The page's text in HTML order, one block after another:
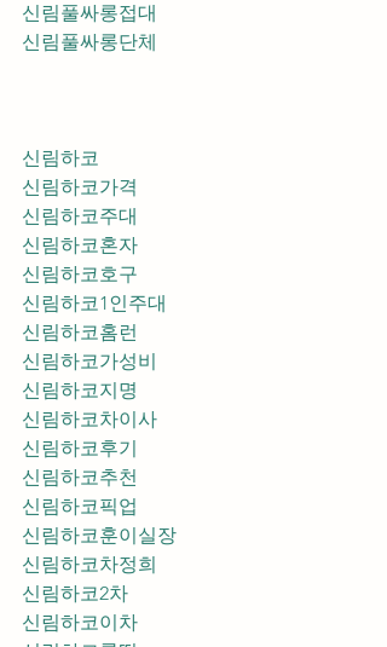
신림풀싸롱접대
신림풀싸롱단체
신림하코
신림하코가격
신림하코주대
신림하코혼자
신림하코호구
신림하코1인주대
신림하코홈런
신림하코가성비
신림하코지명
신림하코차이사
신림하코후기
신림하코추천
신림하코훈이실장
신림하코차정희
신림하코2차
신림하코이차